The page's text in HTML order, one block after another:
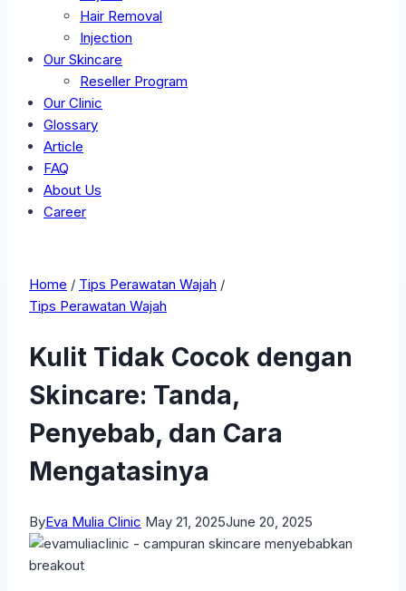
Hair Removal
Injection
Our Skincare
Reseller Program
Our Clinic
Glossary
Article
FAQ
About Us
Career
Home / Tips Perawatan Wajah /
Tips Perawatan Wajah
Kulit Tidak Cocok dengan
Skincare: Tanda,
Penyebab, dan Cara
Mengatasinya
ByEva Mulia Clinic May 21, 2025June 20, 2025